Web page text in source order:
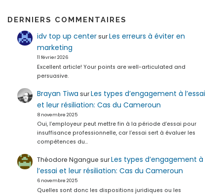
DERNIERS COMMENTAIRES
idv top up centersurLes erreurs à éviter en
marketing
11 février 2026
Excellent article! Your points are well-articulated and
persuasive.
Brayan Tiwa surLes types d’engagement à l’essai
et leur résiliation: Cas du Cameroun
8 novembre 2025
Oui, l’employeur peut mettre fin à la période d’essai pour
insuffisance professionnelle, car l’essai sert à évaluer les
compétences du…
Théodore Ngangue surLes types d’engagement à
l’essai et leur résiliation: Cas du Cameroun
6 novembre 2025
Quelles sont donc les dispositions juridiques ou les